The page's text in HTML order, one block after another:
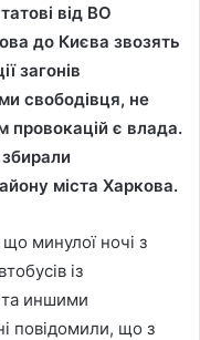
від ВО
до Києва звозять
загонів
свободівця, не
провокацій є влада.
міста Харкова.
минулої ночі з
із
та иншими
повідомили, що з